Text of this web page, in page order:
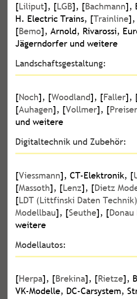
[Liliput], [LGB], [Bachmann],
H. Electric Trains, [Trainline],
[Bemo], Arnold, Rivarossi,
Jägerndorfer und weitere
Landschaftsgestaltung:
[Noch], [Woodland], [Faller],
[Auhagen], [Vollmer], [Preiser
und weitere
Digitaltechnik und Zubehör:
[Viessmann], CT-Elektronik, [
[Massoth], [Lenz], [Dietz
[LDT (Littfinski Daten Technik)
Modellbau], [Seuthe], [
weitere
Modellautos:
[Herpa], [Brekina], [Rietze],
VK-Modelle, DC-Carsystem,